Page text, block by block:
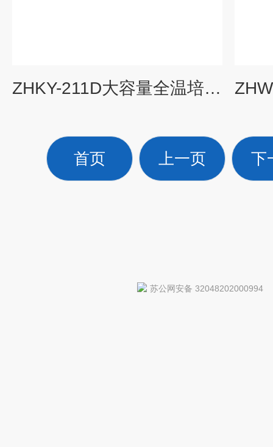
ZHKY-211D大容量全温培养摇床（恒温震荡器）
首页 上一页 下
苏公网安备 32048202000994